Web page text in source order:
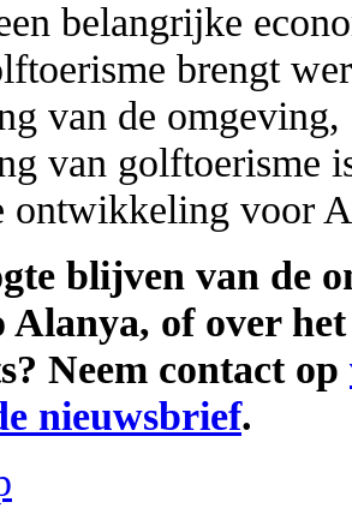
belangrijke
brengt
van de
van golftoerisme
ontwikkeling voor
blijven van de
Alanya, of over
Neem contact op
nieuwsbrief.